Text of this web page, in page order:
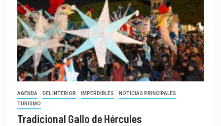
AGENDA DEL INTERIOR IMPERDIBLES
NOTICIAS PRINCIPALES
TURISMO
Tradicional Gallo de Hércules